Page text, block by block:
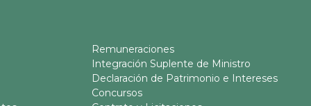
Remuneraciones
Integración Suplente de Ministro
Declaración de Patrimonio e Intereses
Concursos